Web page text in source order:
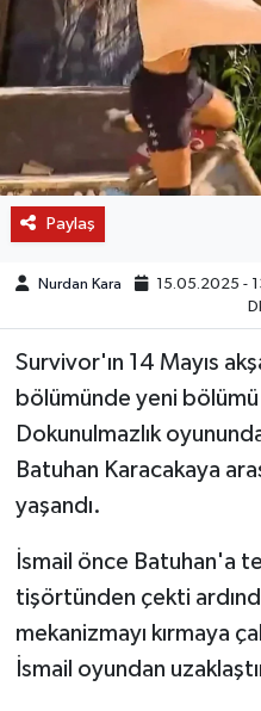
Paylaş
Nurdan Kara 15.05.2025 -
Survivor'ın 14 Mayıs
bölümünde yeni bölümü
Dokunulmazlık
Batuhan Karacakaya
yaşandı.
İsmail önce Batuhan'a
tişörtünden çekti
mekanizmayı kırmaya
İsmail oyundan